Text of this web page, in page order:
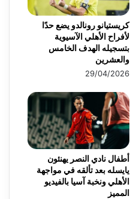
كريستيانو رونالدو يضع حدًا
لأفراح الأهلي الآسيوية
بتسجيله الهدف الخامس
والعشرين
29/04/2026
أطفال نادي النصر يهنئون
يايسله بعد تألقه في مواجهة
الأهلي ونخبة آسيا بالفيديو
المميز